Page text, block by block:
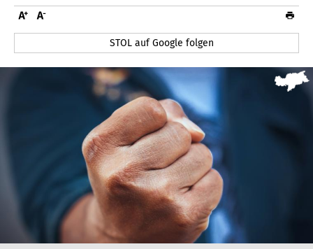
STOL auf Google folgen